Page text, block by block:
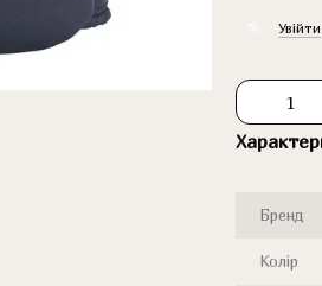
Увійти
Бренд
Колір